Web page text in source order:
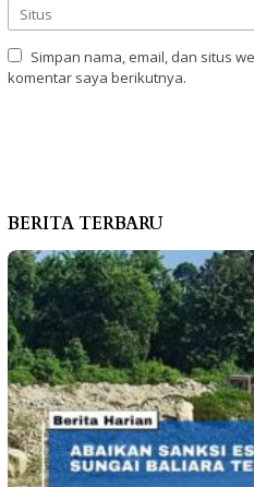
Simpan nama, email, dan situs
komentar saya berikutnya.
BERITA TERBARU